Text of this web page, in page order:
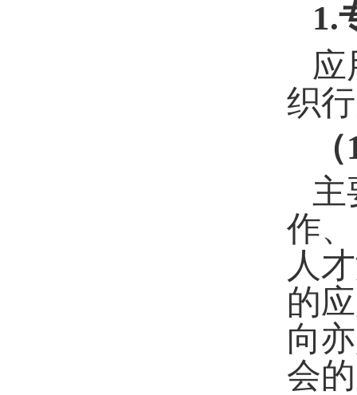
1.
应
织
主
作、
人
的
向
会